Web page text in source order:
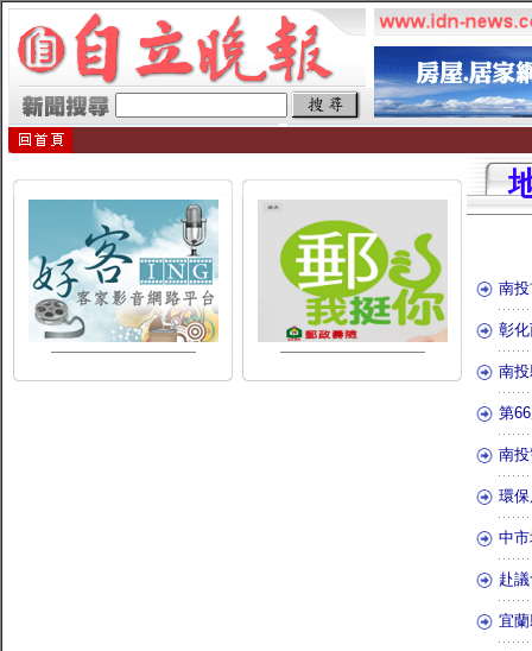
南
彰
南
第
南
環
中
赴
宜